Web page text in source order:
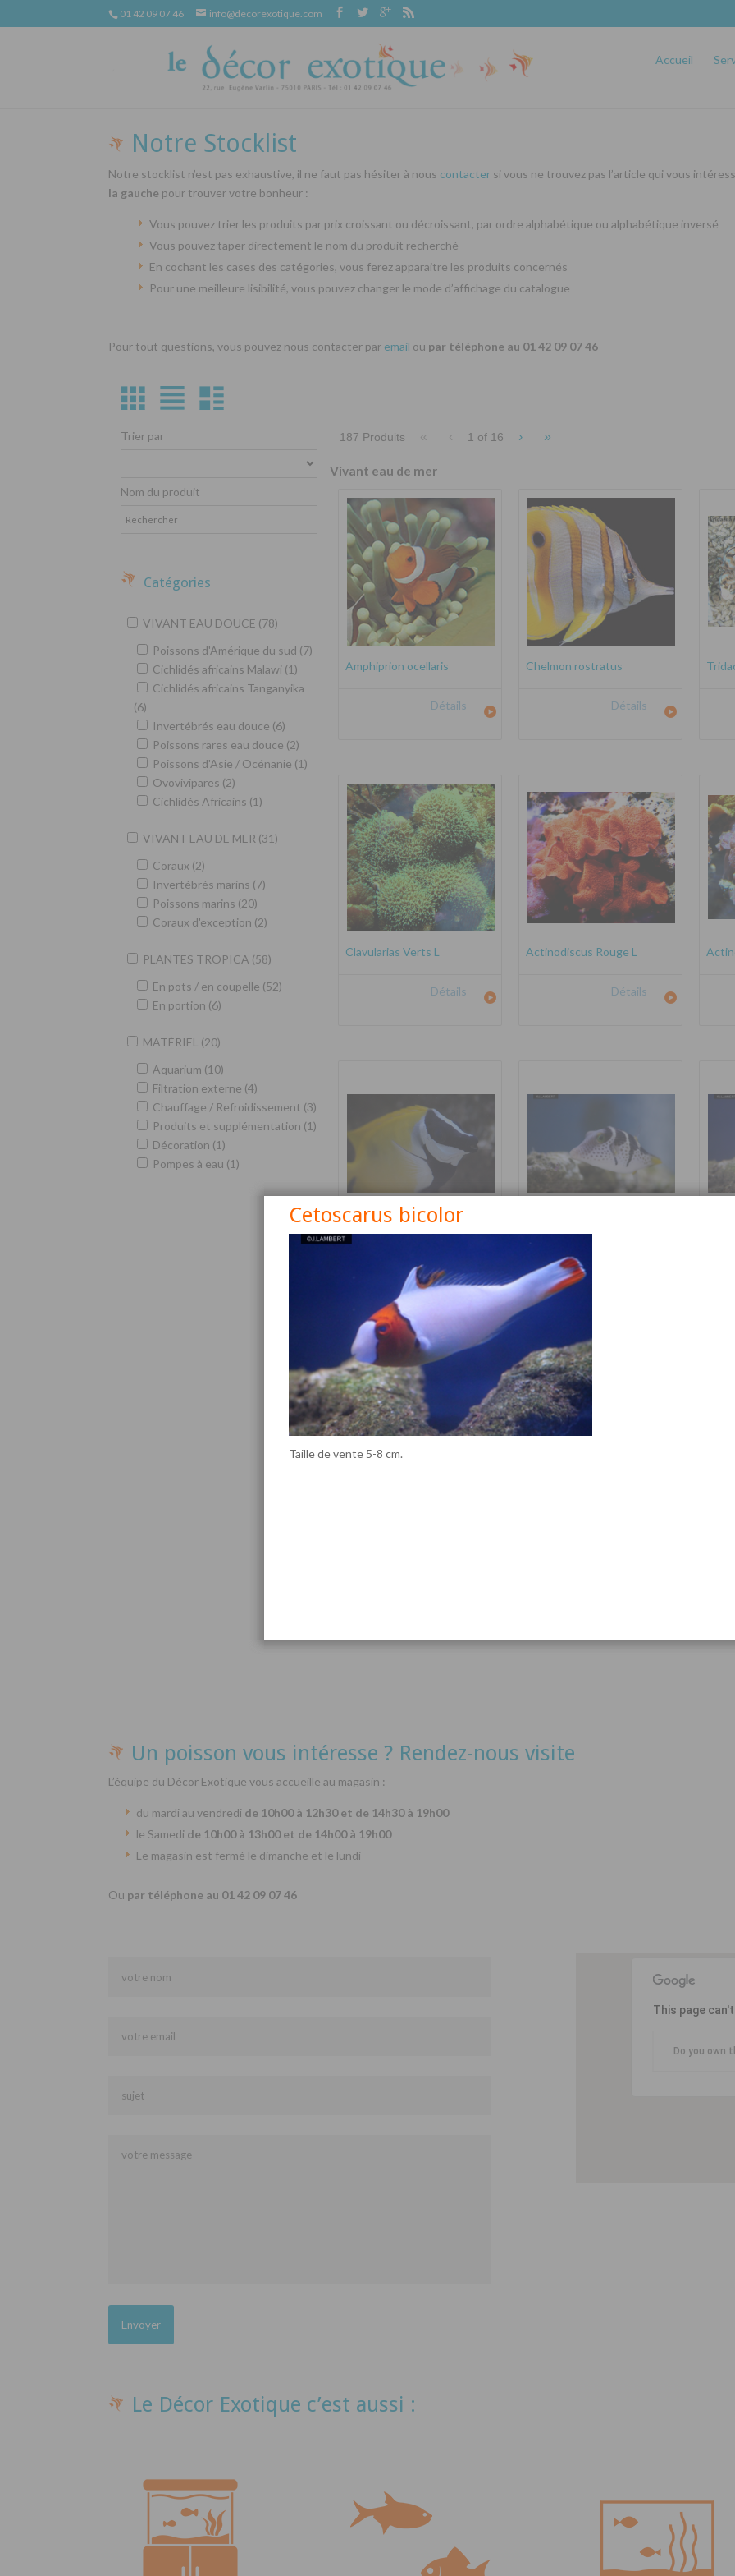
01 42 09 07 46 info@decorexotique.com
Accueil
Notre Stocklist
Notre stocklist n’est pas exhaustive, il ne faut pas hésiter à nous contacter si vous ne trouvez pas l’article qui vous
la gauche pour trouver votre bonheur :
Vous pouvez trier les produits par prix croissant ou décroissant, par ordre alphabétique ou alphabétique inversé
Vous pouvez taper directement le nom du produit recherché
En cochant les cases des catégories, vous ferez apparaitre les produits concernés
Pour une meilleure lisibilité, vous pouvez changer le mode d’affichage du catalogue
Pour tout questions, vous pouvez nous contacter par email ou par téléphone au 01 42 09 07 46
Trier par
Nom du produit
Catégories
VIVANT EAU DOUCE (78)
Poissons d'Amérique du sud (7)
Cichlidés africains Malawi (1)
Cichlidés africains Tanganyika
(6)
Invertébrés eau douce (6)
Poissons rares eau douce (2)
Poissons d'Asie / Océnanie (1)
Ovovivipares (2)
Cichlidés Africains (1)
VIVANT EAU DE MER (31)
Coraux (2)
Invertébrés marins (7)
Poissons marins (20)
Coraux d'exception (2)
PLANTES TROPICA (58)
En pots / en coupelle (52)
En portion (6)
MATÉRIEL (20)
Aquarium (10)
Filtration externe (4)
Chauffage / Refroidissement (3)
Produits et supplémentation (1)
Décoration (1)
Pompes à eau (1)
187 Produits « ‹ 1 of 16 › »
Vivant eau de mer
Amphiprion ocellaris
Détails
Chelmon rostratus
Détails
Clavularias Verts L
Détails
Actinodiscus Rouge L
Détails
Siganus vulpinus
Détails
Canthigaster valentini
Un poisson vous intéresse ? Rendez-nous visite
L’équipe du Décor Exotique vous accueille au magasin :
du mardi au vendredi de 10h00 à 12h30 et de 14h30 à 19h00
le Samedi de 10h00 à 13h00 et de 14h00 à 19h00
Le magasin est fermé le dimanche et le lundi
Ou par téléphone au 01 42 09 07 46
This page
Do you own
Le Décor Exotique c’est aussi :
Cetoscarus bicolor
Taille de vente 5-8 cm.